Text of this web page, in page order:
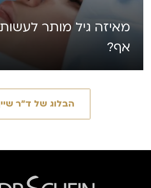
מאיזה גיל מותר לעשות
אף?
הבלוג של ד״ר